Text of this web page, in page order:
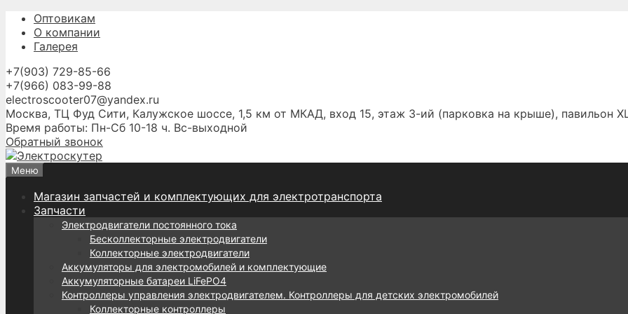
Перейти
содержимому
Оптовикам
О компании
Галерея
+7(903) 729-85-66
+7(966) 083-99-88
electroscooter07@yandex.ru
Москва, ТЦ Фуд Сити, Калужское шоссе, 1,5 км от МКАД, вход 15, этаж 3-ий (парковка на крыше), павильон
Время работы: Пн-Сб 10-18 ч. Вс-выходной
Обратный звонок
Меню
Магазин запчастей и комплектующих для электротранспорта
Запчасти
Электродвигатели постоянного тока
Бесколлекторные электродвигатели
Коллекторные электродвигатели
Аккумуляторы для электромобилей и комплектующие
Аккумуляторные батареи LiFePO4
Контроллеры управления электродвигателем. Контроллеры для детских электромобилей
Коллекторные контроллеры